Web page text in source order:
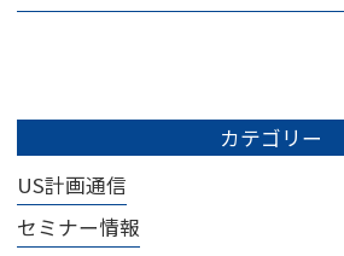
カテゴリー
US計画通信
セミナー情報